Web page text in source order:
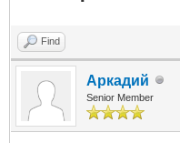
Find
Аркадий
Senior Member